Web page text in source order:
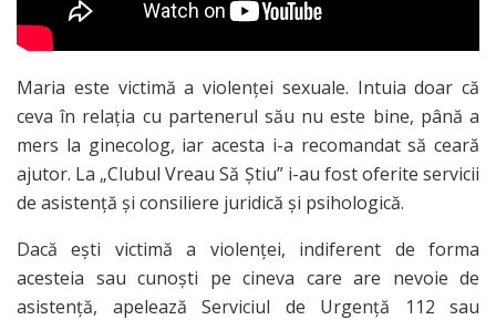
Maria este victimă a violenței sexuale. Intuia doar că
ceva în relația cu partenerul său nu este bine, până a
mers la ginecolog, iar acesta i-a recomandat să ceară
ajutor. La „Clubul Vreau Să Știu” i-au fost oferite servicii
de asistență și consiliere juridică și psihologică.
Dacă ești victimă a violenței, indiferent de forma
acesteia sau cunoști pe cineva care are nevoie de
asistență, apelează Serviciul de Urgență 112 sau